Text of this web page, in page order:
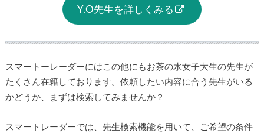
Y.O先生を詳しくみる
スマートーレーダーにはこの他にもお茶の水女子大生の先生が
たくさん在籍しております。依頼したい内容に合う先生がいる
かどうか、まずは検索してみませんか？
スマートレーダーでは、先生検索機能を用いて、ご希望の条件